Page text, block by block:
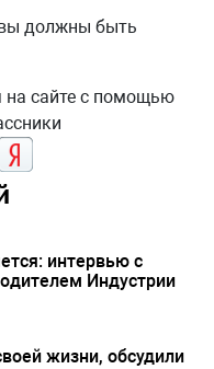
должны быть
на сайте с помощью
интервью с
Индустрии
жизни, обсудили